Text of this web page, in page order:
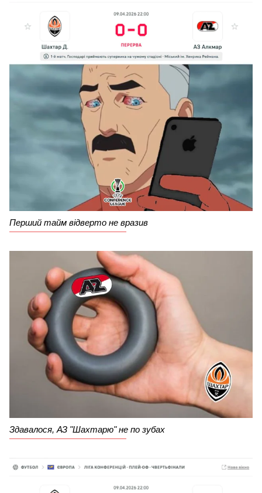
Перший тайм відверто не вразив
Здавалося, АЗ "Шахтарю" не по зубах